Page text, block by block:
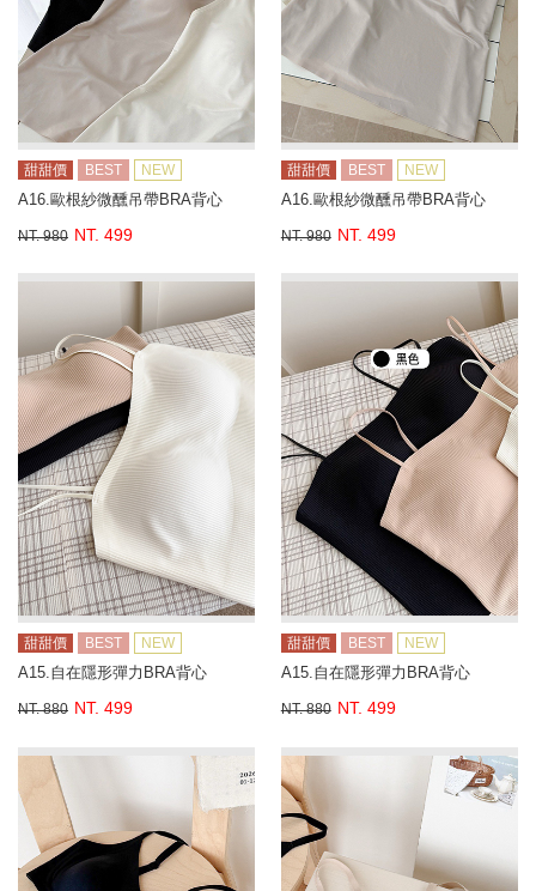
甜甜價 BEST NEW
A16.歐根紗微醺吊帶BRA背心
NT. 980 NT. 499
甜甜價 BEST NEW
A16.歐根紗微醺吊帶BRA背心
NT. 980 NT. 499
甜甜價 BEST NEW
A15.自在隱形彈力BRA背心
NT. 880 NT. 499
甜甜價 BEST NEW
A15.自在隱形彈力BRA背心
NT. 880 NT. 499